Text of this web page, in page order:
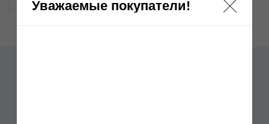
Уважаемые покупатели!